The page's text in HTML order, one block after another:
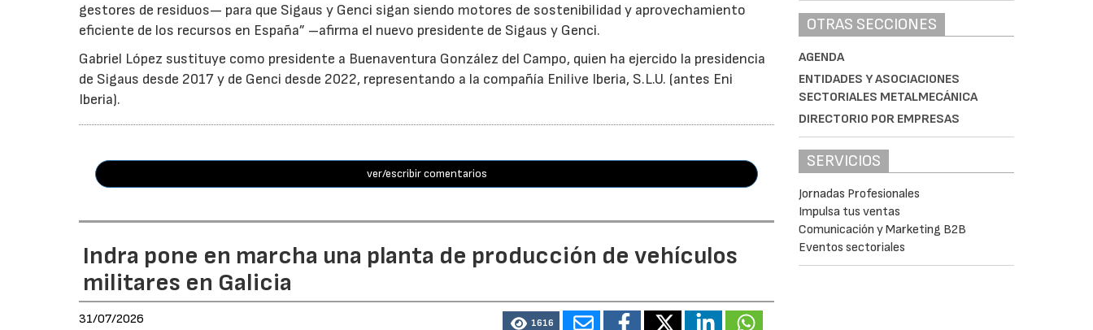
gestores de residuos— para que Sigaus y Genci sigan siendo motores de sostenibilidad y aprovechamiento
eficiente de los recursos en España” –afirma el nuevo presidente de Sigaus y Genci.
Gabriel López sustituye como presidente a Buenaventura González del Campo, quien ha ejercido la presidencia
de Sigaus desde 2017 y de Genci desde 2022, representando a la compañía Enilive Iberia, S.L.U. (antes Eni
Iberia).
ver/escribir comentarios
Indra pone en marcha una planta de producción de vehículos
militares en Galicia
31/07/2026 1616
OTRAS SECCIONES
AGENDA
ENTIDADES Y ASOCIACIONES
SECTORIALES METALMECÁNICA
DIRECTORIO POR EMPRESAS
SERVICIOS
Jornadas Profesionales
Impulsa tus ventas
Comunicación y Marketing B2B
Eventos sectoriales